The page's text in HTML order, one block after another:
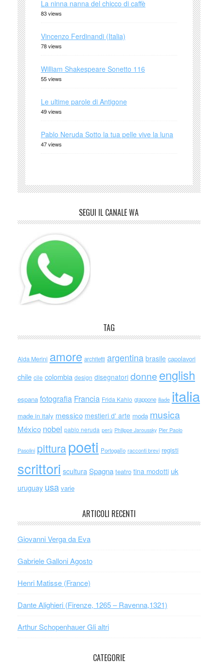
La ninna nanna del chicco di caffè
83 views
Vincenzo Ferdinandi (Italia)
78 views
William Shakespeare Sonetto 116
55 views
Le ultime parole di Antigone
49 views
Pablo Neruda Sotto la tua pelle vive la luna
47 views
SEGUI IL CANALE WA
TAG
Alda Merini amore architetti argentina brasile capolavori
chile cile colombia design disegnatori donne english
espana fotografia Francia Frida Kahlo giappone iliade italia
made in italy messico mestieri d' arte moda musica
México nobel pablo neruda perù Philippe Jaroussky Pier Paolo
Pasolini pitturapoeti Portogallo racconti brevi registi
scrittori scultura Spagna teatro tina modotti uk
uruguay usa varie
ARTICOLI RECENTI
Giovanni Verga da Eva
Gabriele Galloni Agosto
Henri Matisse (France)
Dante Alighieri (Firenze, 1265 – Ravenna,1321)
Arthur Schopenhauer Gli altri
CATEGORIE